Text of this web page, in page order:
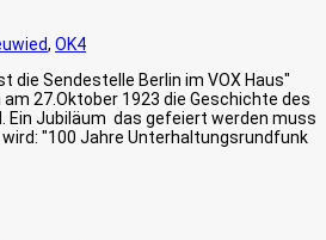
, OK4
die Sendestelle Berlin im VOX Haus"
27.Oktober 1923 die Geschichte des
Ein Jubiläum das gefeiert werden muss
"100 Jahre Unterhaltungsrundfunk